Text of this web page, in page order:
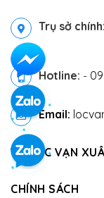
Trụ sở chính:
Hotline: -
Email:
VỀ LỘC VẠN
CHÍNH SÁCH